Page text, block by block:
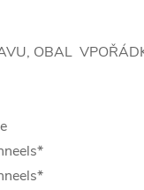
OBAL